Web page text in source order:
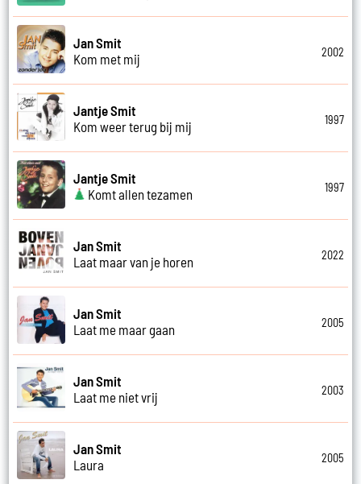
Jan Smit
Kom met mij
2002
Jantje Smit
Kom weer terug bij mij
1997
Jantje Smit
Komt allen tezamen
1997
Jan Smit
Laat maar van je horen
2022
Jan Smit
Laat me maar gaan
2005
Jan Smit
Laat me niet vrij
2003
Jan Smit
Laura
2005